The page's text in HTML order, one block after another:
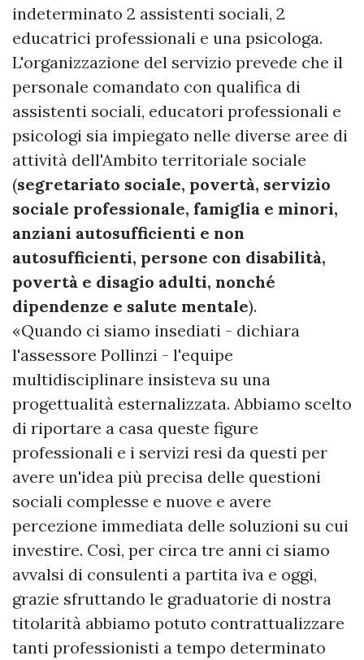
indeterminato 2 assistenti sociali, 2
educatrici professionali e una psicologa.
L'organizzazione del servizio prevede che il
personale comandato con qualifica di
assistenti sociali, educatori professionali e
psicologi sia impiegato nelle diverse aree di
attività dell'Ambito territoriale sociale
(segretariato sociale, povertà, servizio
sociale professionale, famiglia e minori,
anziani autosufficienti e non
autosufficienti, persone con disabilità,
povertà e disagio adulti, nonché
dipendenze e salute mentale).
«Quando ci siamo insediati - dichiara
l'assessore Pollinzi - l'equipe
multidisciplinare insisteva su una
progettualità esternalizzata. Abbiamo scelto
di riportare a casa queste figure
professionali e i servizi resi da questi per
avere un'idea più precisa delle questioni
sociali complesse e nuove e avere
percezione immediata delle soluzioni su cui
investire. Così, per circa tre anni ci siamo
avvalsi di consulenti a partita iva e oggi,
grazie sfruttando le graduatorie di nostra
titolarità abbiamo potuto contrattualizzare
tanti professionisti a tempo determinato